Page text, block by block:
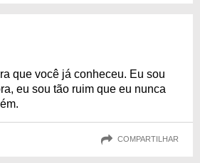
que você já conheceu. Eu sou
eu sou tão ruim que eu nunca
COMPARTILHAR